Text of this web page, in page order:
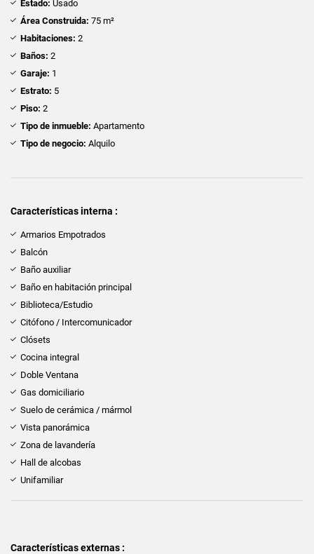
Estado: Usado
Área Construida: 75 m²
Habitaciones: 2
Baños: 2
Garaje: 1
Estrato: 5
Piso: 2
Tipo de inmueble: Apartamento
Tipo de negocio: Alquilo
Características interna :
Armarios Empotrados
Balcón
Baño auxiliar
Baño en habitación principal
Biblioteca/Estudio
Citófono / Intercomunicador
Clósets
Cocina integral
Doble Ventana
Gas domiciliario
Suelo de cerámica / mármol
Vista panorámica
Zona de lavandería
Hall de alcobas
Unifamiliar
Características externas :